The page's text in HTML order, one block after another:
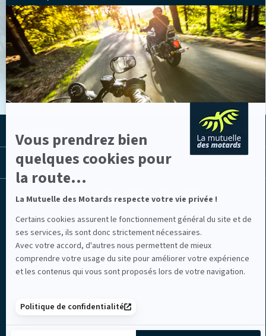
Axeptio
-
En
savoir
plus
sur
Axeptio
Vous prendrez bien
quelques cookies pour
la route...
La Mutuelle des Motards respecte votre vie privée !
Certains cookies assurent le fonctionnement général du site et de
ses services, ils sont donc strictement nécessaires.
Avec votre accord, d'autres nous permettent de mieux
comprendre votre usage du site pour améliorer votre expérience
et les contenus qui vous sont proposés lors de votre navigation.
Politique de confidentialité
VOIR LES ACTUS
LES LIENS UTILES
(nouvelle
fenêtre)
(nouvelle
fenêtre)
(nouvelle
fenêtre)
Linkedin
(nouvelle
fenêtre)
Lib
TV
(nouvelle
fenêtre)